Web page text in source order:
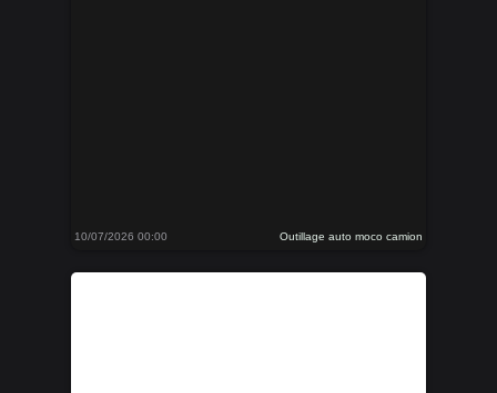
10/07/2026 00:00 Outillage auto moco camion